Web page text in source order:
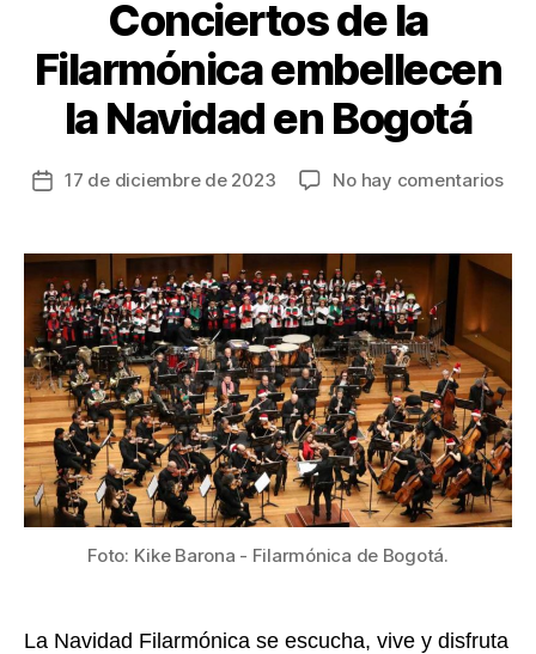
Conciertos de la
Filarmónica embellecen
la Navidad en Bogotá
Fecha
entrada
17 de diciembre de 2023 No hay comentariosen
la
en
Foto: Kike Barona - Filarmónica de Bogotá.
La Navidad Filarmónica se escucha, vive y disfruta